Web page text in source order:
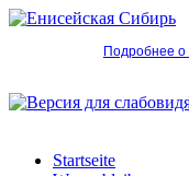
Подробнее о
Startseite